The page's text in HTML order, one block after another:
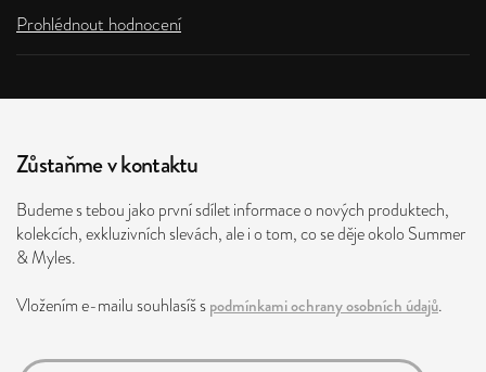
Prohlédnout hodnocení
Zůstaňme v kontaktu
Budeme s tebou jako první sdílet informace o nových produktech,
kolekcích, exkluzivních slevách, ale i o tom, co se děje okolo Summer
& Myles.
Vložením e-mailu souhlasíš spodmínkami ochrany osobních údajů.